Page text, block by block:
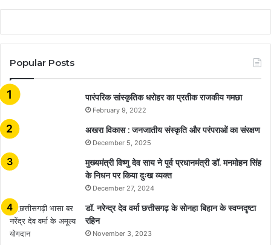
Popular Posts
​​​​​​​पारंपरिक सांस्कृतिक धरोहर का प्रतीक राजकीय गमछा
February 9, 2022
अखरा विकास : जनजातीय संस्कृति और परंपराओं का संरक्षण
December 5, 2025
मुख्यमंत्री विष्णु देव साय ने पूर्व प्रधानमंत्री डॉ. मनमोहन सिंह
के निधन पर किया दुःख व्यक्त
December 27, 2024
डॉ. नरेन्द्र देव वर्मा छत्तीसगढ़ के सोनहा बिहान के स्वप्नदृष्टा
रहिन
November 3, 2023